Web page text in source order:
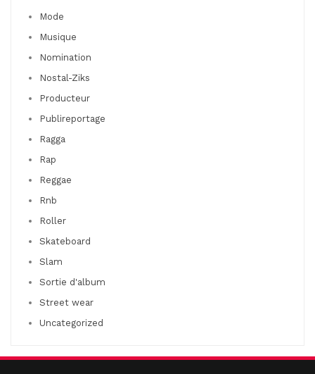
Mode
Musique
Nomination
Nostal-Ziks
Producteur
Publireportage
Ragga
Rap
Reggae
Rnb
Roller
Skateboard
Slam
Sortie d'album
Street wear
Uncategorized